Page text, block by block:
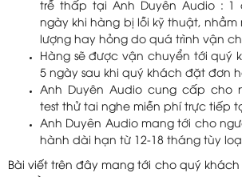
trễ thấp tại Anh Duyên Audio : 1
ngày khi hàng bị lỗi kỹ thuật, nhầm
lượng hay hỏng do quá trình vận
Hàng sẽ được vận chuyển tới quý
5 ngày sau khi quý khách đặt đơn
Anh Duyên Audio cung cấp cho
test thử tai nghe miễn phí trực tiếp
Anh Duyên Audio mang tới cho
hành dài hạn từ 12-18 tháng tùy
Bài viết trên đây mang tới cho quý